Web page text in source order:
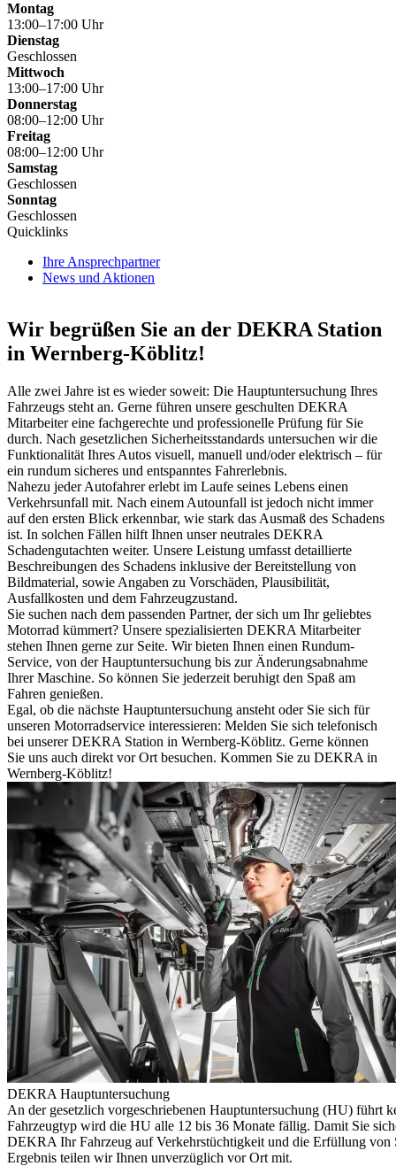
Montag
13:00–17:00 Uhr
Dienstag
Geschlossen
Mittwoch
13:00–17:00 Uhr
Donnerstag
08:00–12:00 Uhr
Freitag
08:00–12:00 Uhr
Samstag
Geschlossen
Sonntag
Geschlossen
Quicklinks
Ihre Ansprechpartner
News und Aktionen
Wir begrüßen Sie an der DEKRA Station
in Wernberg-Köblitz!
Alle zwei Jahre ist es wieder soweit: Die Hauptuntersuchung Ihres
Fahrzeugs steht an. Gerne führen unsere geschulten DEKRA
Mitarbeiter eine fachgerechte und professionelle Prüfung für Sie
durch. Nach gesetzlichen Sicherheitsstandards untersuchen wir die
Funktionalität Ihres Autos visuell, manuell und/oder elektrisch – für
ein rundum sicheres und entspanntes Fahrerlebnis.
Nahezu jeder Autofahrer erlebt im Laufe seines Lebens einen
Verkehrsunfall mit. Nach einem Autounfall ist jedoch nicht immer
auf den ersten Blick erkennbar, wie stark das Ausmaß des Schadens
ist. In solchen Fällen hilft Ihnen unser neutrales DEKRA
Schadengutachten weiter. Unsere Leistung umfasst detaillierte
Beschreibungen des Schadens inklusive der Bereitstellung von
Bildmaterial, sowie Angaben zu Vorschäden, Plausibilität,
Ausfallkosten und dem Fahrzeugzustand.
Sie suchen nach dem passenden Partner, der sich um Ihr geliebtes
Motorrad kümmert? Unsere spezialisierten DEKRA Mitarbeiter
stehen Ihnen gerne zur Seite. Wir bieten Ihnen einen Rundum-
Service, von der Hauptuntersuchung bis zur Änderungsabnahme
Ihrer Maschine. So können Sie jederzeit beruhigt den Spaß am
Fahren genießen.
Egal, ob die nächste Hauptuntersuchung ansteht oder Sie sich für
unseren Motorradservice interessieren: Melden Sie sich telefonisch
bei unserer DEKRA Station in Wernberg-Köblitz. Gerne können
Sie uns auch direkt vor Ort besuchen. Kommen Sie zu DEKRA in
Wernberg-Köblitz!
DEKRA Hauptuntersuchung
An der gesetzlich vorgeschriebenen Hauptuntersuchung (HU) führt
Fahrzeugtyp wird die HU alle 12 bis 36 Monate fällig. Damit Sie
DEKRA Ihr Fahrzeug auf Verkehrstüchtigkeit und die Erfüllung von
Ergebnis teilen wir Ihnen unverzüglich vor Ort mit.